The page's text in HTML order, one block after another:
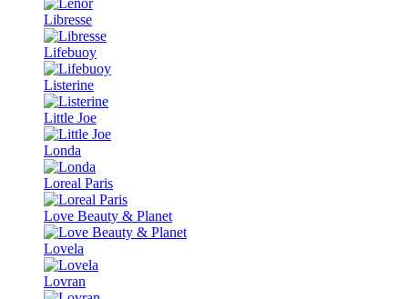
Libresse
Lifebuoy
Listerine
Little Joe
Londa
Loreal Paris
Love Beauty & Planet
Lovela
Lovran